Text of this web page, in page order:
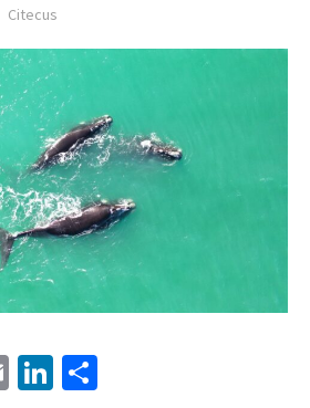
Citecus
EmailLinkedIn